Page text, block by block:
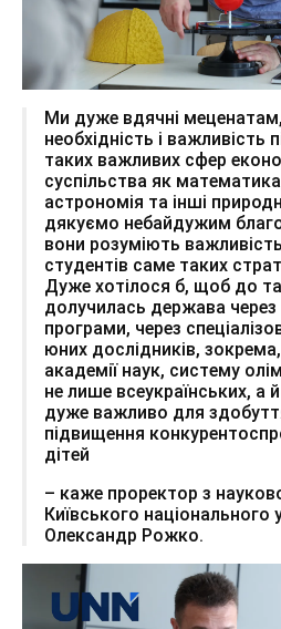
Ми дуже вдячні
необхідність і важливість
таких важливих сфер
суспільства як
астрономія та інші
дякуємо небайдужим
вони розуміють
студентів саме таких
Дуже хотілося б, щоб до
долучилась держава через
програми, через
юних дослідників,
академії наук, систему
не лише всеукраїнських, а
дуже важливо для
підвищення
дітей
– каже проректор з
Київського національного
Олександр Рожко.